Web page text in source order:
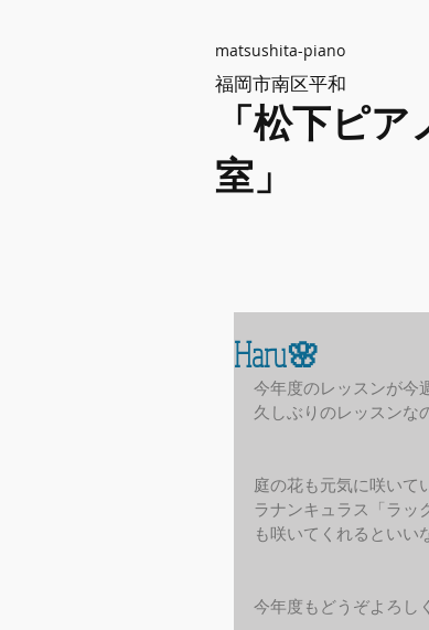
matsushita-piano
福岡市南区平和
「松下ピア
室」
Haru🌸
今年度のレッスンが今
久しぶりのレッスンな
庭の花も元気に咲いて
ラナンキュラス「ラッ
も咲いてくれるといい
今年度もどうぞよろし